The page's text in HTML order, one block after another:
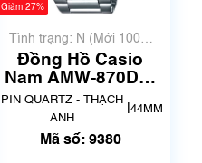
Giảm 27%
Tình trạng: N (Mới 100%
chưa qua sử dụng)
Đồng Hồ Casio
Nam AMW-870DA-
2A2VDF | New | Mã
số 9380
PIN QUARTZ - THẠCH
ANH
44MM
Mã số: 9380